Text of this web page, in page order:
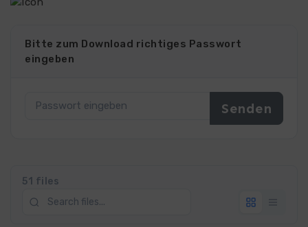
Bitte zum Download richtiges Passwort
eingeben
51 files